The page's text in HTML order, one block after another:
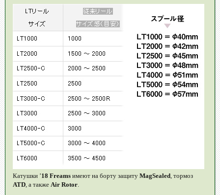
Катушки ’18 Freams имеют на борту защиту MagSealed, тормоз
ATD, а также Air Rotor.